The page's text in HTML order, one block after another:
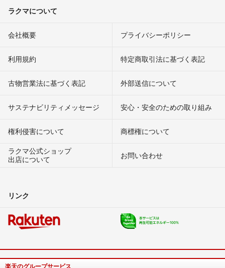
ラクマについて
会社概要 プライバシーポリシー
利用規約 特定商取引法に基づく表記
古物営業法に基づく表記 外部送信について
サステナビリティメッセージ 安心・安全のための取り組み
権利侵害について
商標権について
ラクマ公式ショップ
出店について
お問い合わせ
リンク